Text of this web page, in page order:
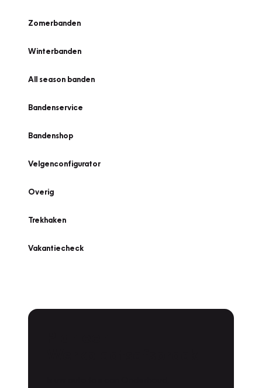
Zomerbanden
Winterbanden
All season banden
Bandenservice
Bandenshop
Velgenconfigurator
Overig
Trekhaken
Vakantiecheck